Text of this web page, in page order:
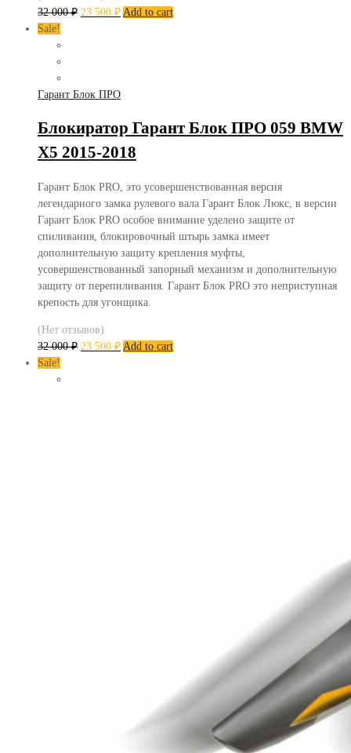
32 000₽ 23 500 ₽ Add to cart
Sale!
Гарант Блок ПРО
Блокиратор Гарант Блок ПРО 059 BMW
X5 2015-2018
Гарант Блок PRO, это усовершенствованная версия
легендарного замка рулевого вала Гарант Блок Люкс, в версии
Гарант Блок PRO особое внимание уделено защите от
спиливания, блокировочный штырь замка имеет
дополнительную защиту крепления муфты,
усовершенствованный запорный механизм и дополнительную
защиту от перепиливания. Гарант Блок PRO это неприступная
крепость для угонщика.
(Нет отзывов)
32 000₽ 23 500 ₽ Add to cart
Sale!